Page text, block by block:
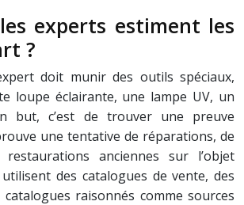
experts estiment les
?
doit munir des outils spéciaux,
loupe éclairante, une lampe UV, un
but, c’est de trouver une preuve
une tentative de réparations, de
anciennes sur l’objet
des catalogues de vente, des
raisonnés comme sources